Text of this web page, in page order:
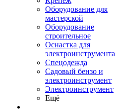
Оборудование для
мастерской
Оборудование
строительное
Оснастка для
электроинструмента
Спецодежда
Садовый бензо и
электроинструмент
Электроинструмент
Ещё